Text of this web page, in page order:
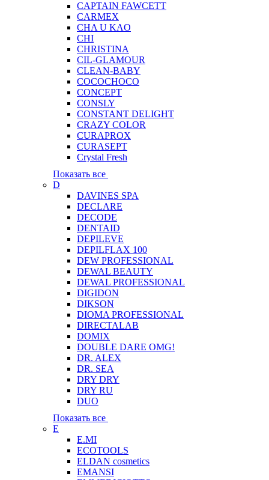
CAPTAIN FAWCETT
CARMEX
CHA U KAO
CHI
CHRISTINA
CIL-GLAMOUR
CLEAN-BABY
COCOCHOCO
CONCEPT
CONSLY
CONSTANT DELIGHT
CRAZY COLOR
CURAPROX
CURASEPT
Crystal Fresh
Показать все
D
DAVINES SPA
DECLARE
DECODE
DENTAID
DEPILEVE
DEPILFLAX 100
DEW PROFESSIONAL
DEWAL BEAUTY
DEWAL PROFESSIONAL
DIGIDON
DIKSON
DIOMA PROFESSIONAL
DIRECTALAB
DOMIX
DOUBLE DARE OMG!
DR. ALEX
DR. SEA
DRY DRY
DRY RU
DUO
Показать все
E
E.MI
ECOTOOLS
ELDAN cosmetics
EMANSI